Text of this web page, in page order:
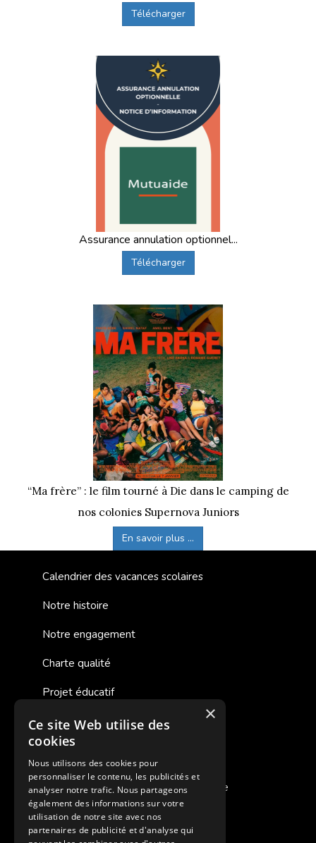
Télécharger
Assurance annulation optionnel...
Télécharger
“Ma frère” : le film tourné à Die dans le camping de
nos colonies Supernova Juniors
En savoir plus ...
Calendrier des vacances scolaires
Notre histoire
Notre engagement
Charte qualité
Projet éducatif
Des colonies de vacances inclusives
Assurances annulations
Aides financières pour partir en colonie
Charte de confidentialité
×
Ce site Web utilise des
cookies
Nous utilisons des cookies pour
personnaliser le contenu, les publicités et
analyser notre trafic. Nous partageons
également des informations sur votre
utilisation de notre site avec nos
partenaires de publicité et d'analyse qui